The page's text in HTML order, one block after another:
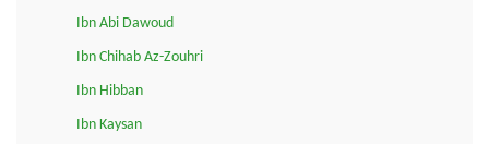
Ibn Abi Dawoud
Ibn Chihab Az-Zouhri
Ibn Hibban
Ibn Kaysan